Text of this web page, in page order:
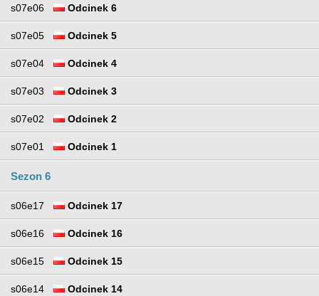
s07e06 Odcinek 6
s07e05 Odcinek 5
s07e04 Odcinek 4
s07e03 Odcinek 3
s07e02 Odcinek 2
s07e01 Odcinek 1
Sezon 6
s06e17 Odcinek 17
s06e16 Odcinek 16
s06e15 Odcinek 15
s06e14 Odcinek 14